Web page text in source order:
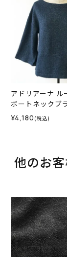
アドリアーナ ル
ボートネックブ
サイズ＞B
¥4,180 (税込)
他のお